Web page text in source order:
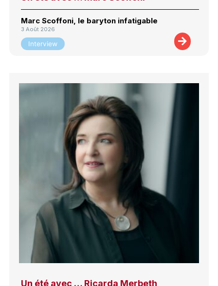
Marc Scoffoni, le baryton infatigable
3 Août 2026
Interview
Un été avec … Ricarda Merbeth